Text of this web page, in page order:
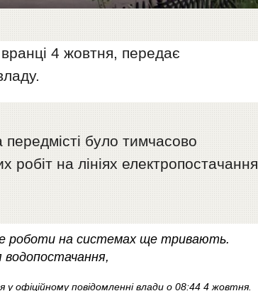
4 жовтня, передає
було тимчасово
на лініях електропостачання
роботи на системах ще тривають.
водопостачання,
у офіційному повідомленні влади о 08:44 4 жовтня.